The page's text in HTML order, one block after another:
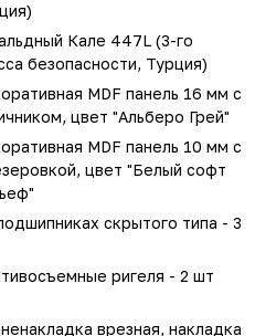
Кале 447L (3-го
безопасности, Турция)
MDF панель 16 мм с
цвет "Альберо Грей"
MDF панель 10 мм с
цвет "Белый софт
скрытого типа - 3
ригеля - 2 шт
врезная, накладка